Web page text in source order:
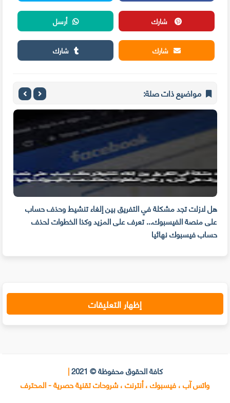
شارك
أرسل
شارك
شارك
مواضيع ذات صلة:
هل لازلت تجد مشكلة في التفريق بين إلغاء تنشيط وحذف حساب
على منصة الفيسبوك... تعرف على المزيد وكذا الخطوات لحذف
حساب فيسبوك نهائيا
إظهار التعليقات
كافة الحقوق محفوظة © 2021 |
واتس آب ، فيسبوك ، أنترنت ، شروحات تقنية حصرية - المحترف